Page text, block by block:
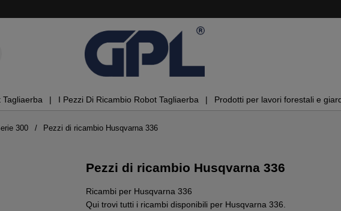
Tagliaerba I Pezzi Di Ricambio Robot Tagliaerba Prodotti per lavori forestali e
300 Pezzi di ricambio Husqvarna 336
Pezzi di ricambio Husqvarna 336
Ricambi per Husqvarna 336
Qui trovi tutti i ricambi disponibili per Husqvarna 336.